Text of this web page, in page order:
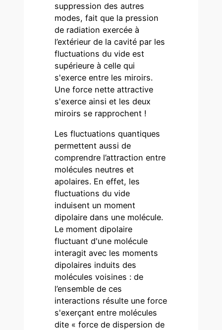
suppression des autres
modes, fait que la pression
de radiation exercée à
l’extérieur de la cavité par les
fluctuations du vide est
supérieure à celle qui
s'exerce entre les miroirs.
Une force nette attractive
s'exerce ainsi et les deux
miroirs se rapprochent !
Les fluctuations quantiques
permettent aussi de
comprendre l’attraction entre
molécules neutres et
apolaires. En effet, les
fluctuations du vide
induisent un moment
dipolaire dans une molécule.
Le moment dipolaire
fluctuant d'une molécule
interagit avec les moments
dipolaires induits des
molécules voisines : de
l’ensemble de ces
interactions résulte une force
s'exerçant entre molécules
dite « force de dispersion de